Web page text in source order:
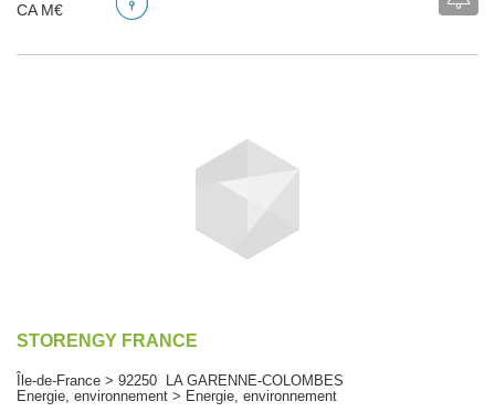
CA M€
STORENGY FRANCE
Île-de-France > 92250 LA GARENNE-COLOMBES
Energie, environnement > Energie, environnement